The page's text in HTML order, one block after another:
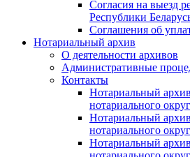
Согласия на выезд
Республики
Соглашения об
Нотариальный архив
О деятельности архивов
Административные
Контакты
Нотариальный
нотариального
Нотариальный
нотариального
Нотариальный